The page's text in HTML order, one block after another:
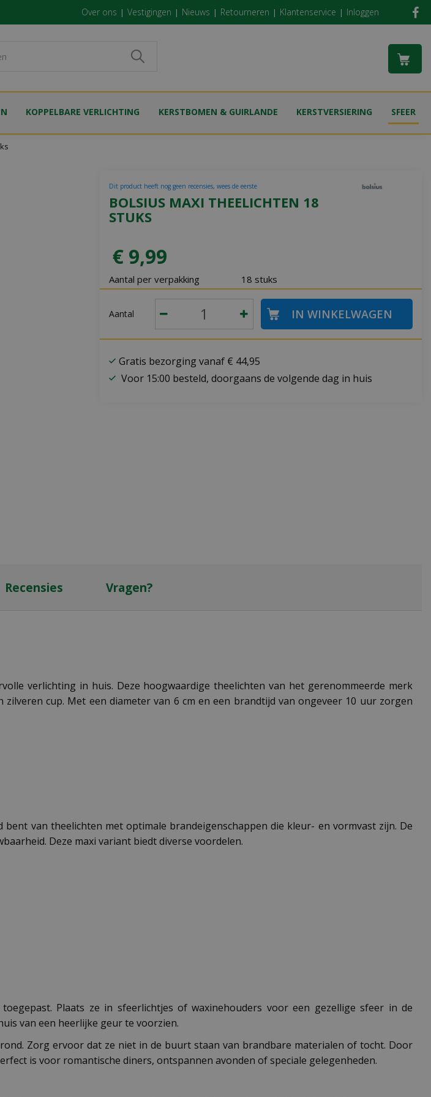
Over ons Vestigingen Nieuws Retourneren Klantenservice Inloggen
KOPPELBARE VERLICHTING KERSTBOMEN & GUIRLANDE KERSTVERSIERING SFEER
BOLSIUS MAXI THEELICHTEN 18
STUKS
Dit product heeft nog geen recensies, wees de eerste
€ 9,99
Aantal per verpakking 18 stuks
Aantal
Gratis bezorging vanaf € 44,95
Voor 15:00 besteld, doorgaans de volgende dag in huis
Recensies Vragen?
verlichting in huis. Deze hoogwaardige theelichten van het gerenommeerde merk
cup. Met een diameter van 6 cm en een brandtijd van ongeveer 10 uur zorgen
van theelichten met optimale brandeigenschappen die kleur- en vormvast zijn. De
Deze maxi variant biedt diverse voordelen.
Plaats ze in sfeerlichtjes of waxinehouders voor een gezellige sfeer in de
van een heerlijke geur te voorzien.
Zorg ervoor dat ze niet in de buurt staan van brandbare materialen of tocht. Door
is voor romantische diners, ontspannen avonden of speciale gelegenheden.